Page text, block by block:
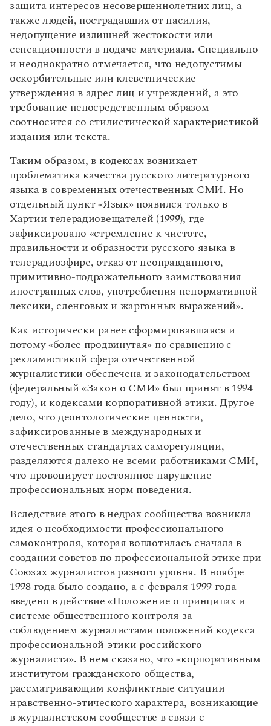
защита интересов несовершеннолетних лиц, а
также людей, пострадавших от насилия,
недопущение излишней жестокости или
сенсационности в подаче материала. Специально
и неоднократно отмечается, что недопустимы
оскорбительные или клеветнические
утверждения в адрес лиц и учреждений, а это
требование непосредственным образом
соотносится со стилистической характеристикой
издания или текста.
Таким образом, в кодексах возникает
проблематика качества русского литературного
языка в современных отечественных СМИ. Но
отдельный пункт «Язык» появился только в
Хартии телерадиовещателей (1999), где
зафиксировано «стремление к чистоте,
правильности и образности русского языка в
телерадиоэфире, отказ от неоправданного,
примитивно-подражательного заимствования
иностранных слов, употребления ненормативной
лексики, сленговых и жаргонных выражений».
Как исторически ранее сформировавшаяся и
потому «более продвинутая» по сравнению с
рекламистикой сфера отечественной
журналистики обеспечена и законодательством
(федеральный «Закон о СМИ» был принят в 1994
году), и кодексами корпоративной этики. Другое
дело, что деонтологические ценности,
зафиксированные в международных и
отечественных стандартах саморегуляции,
разделяются далеко не всеми работниками СМИ,
что провоцирует постоянное нарушение
профессиональных норм поведения.
Вследствие этого в недрах сообщества возникла
идея о необходимости профессионального
самоконтроля, которая воплотилась сначала в
создании советов по профессиональной этике при
Союзах журналистов разного уровня. В ноябре
1998 года было создано, а с февраля 1999 года
введено в действие «Положение о принципах и
системе общественного контроля за
соблюдением журналистами положений кодекса
профессиональной этики российского
журналиста». В нем сказано, что «корпоративным
институтом гражданского общества,
рассматривающим конфликтные ситуации
нравственно-этического характера, возникающие
в журналистском сообществе в связи с